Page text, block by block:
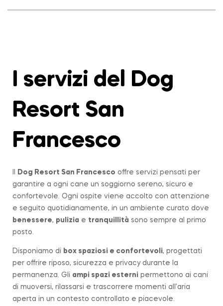
I servizi del Dog
Resort San
Francesco
Dog Resort San Francesco offre servizi pensati per
garantire a ogni cane un soggiorno sereno, sicuro e
confortevole. Ogni ospite viene accolto con attenzione
e seguito quotidianamente, in un ambiente curato dove
benessere, pulizia e tranquillità sono sempre al primo
posto.
Disponiamo di box spaziosi e confortevoli, progettati
per offrire riposo, sicurezza e privacy durante la
permanenza. Gli ampi spazi esterni permettono ai cani
di muoversi, rilassarsi e trascorrere momenti all’aria
aperta in un contesto controllato e piacevole.